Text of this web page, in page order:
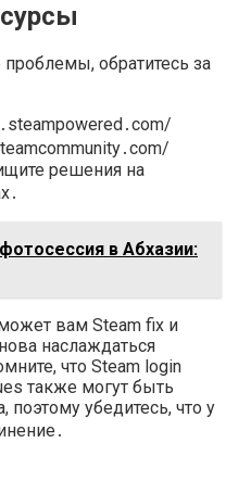
обратитесь за
решения на
в Абхазии:
вам Steam fix и
наслаждаться
что Steam login
также могут быть
убедитесь, что у